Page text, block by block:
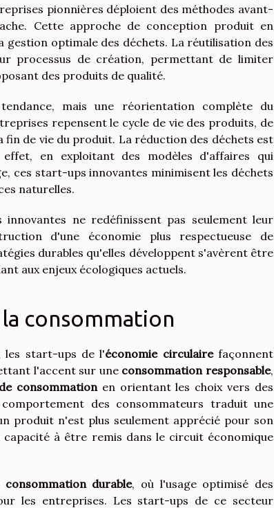
pionnières déploient des méthodes avant-
Cette approche de conception produit en
optimale des déchets. La réutilisation des
processus de création, permettant de limiter
des produits de qualité.
mais une réorientation complète du
repensent le cycle de vie des produits, de
de vie du produit. La réduction des déchets est
en exploitant des modèles d'affaires qui
ces start-ups innovantes minimisent les déchets
naturelles.
ne redéfinissent pas seulement leur
d'une économie plus respectueuse de
durables qu'elles développent s'avèrent être
aux enjeux écologiques actuels.
consommation
les start-ups de l'économie circulairefaçonnent
l'accent sur une consommation responsable,
consommationen orientant les choix vers des
des consommateurs traduit une
produit n'est plus seulement apprécié pour son
à être remis dans le circuit économique
consommation durable, où l'usage optimisé des
les entreprises. Les start-ups de ce secteur